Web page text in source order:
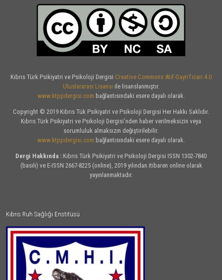
Kıbrıs Türk Psikiyatri ve Psikoloji Dergisi Creative Commons Atıf-GayriTicari 4.0
Uluslararası Lisansı ile lisanslanmıştır.
www.ktppdergisi.com bağlantısındaki esere dayalı olarak.
Copyright © 2019 Kıbrıs Tük Psikiyatri ve Psikoloji Dergisi Her Hakkı Saklıdır.
Kıbrıs Türk Psikiyatri ve Psikoloji Dergisi’nden haber verilmeksizin veya
sorumluluk almaksızın değiştirilebilir.
www.ktppdergisi.com bağlantısındaki esere dayalı olarak.
Dergi Hakkında : Kıbrıs Türk Psikiyatri ve Psikoloji Dergisi ISSN 1302-7840
(basılı) ve E-ISSN 2667-8225 (online), 2019 yılından itibaren online olarak
yayınlanmaktadır.
Kıbrıs Ruh Sağlığı Enstitüsü